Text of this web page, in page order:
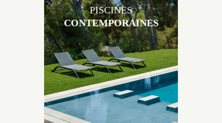
Les piscines en béton contemporaines Jacques
Brens sont uniques grâce au large choix de
matériaux et de revêtements et les nombreuses
options disponibles, miroir, couloir de nage, plage
immergée, débordement.
PISCINES
CONTEMPORAINES